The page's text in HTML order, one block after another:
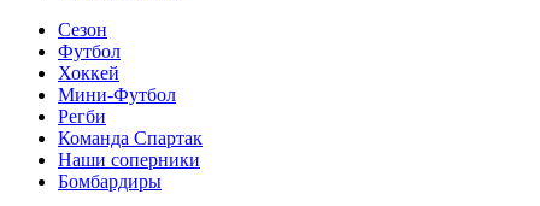
Сезон
Футбол
Хоккей
Мини-Футбол
Регби
Команда Спартак
Наши соперники
Бомбардиры